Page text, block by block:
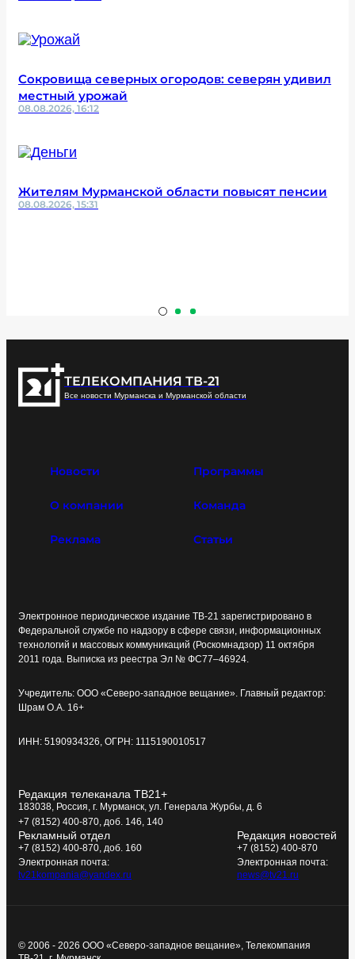
Сокровища северных огородов: северян удивил
местный урожай
08.08.2026, 16:12
Жителям Мурманской области повысят пенсии
08.08.2026, 15:31
ТЕЛЕКОМПАНИЯ ТВ-21
Все новости Мурманска и Мурманской области
Новости Программы
О компании Команда
Реклама Статьи
Электронное периодическое издание ТВ-21 зарегистрировано в
Федеральной службе по надзору в сфере связи, информационных
технологий и массовых коммуникаций (Роскомнадзор) 11 октября
2011 года. Выписка из реестра Эл № ФС77–46924.
Учредитель: ООО «Северо-западное вещание». Главный редактор:
Шрам О.А. 16+
ИНН: 5190934326, ОГРН: 1115190010517
Редакция телеканала ТВ21+
183038, Россия, г. Мурманск, ул. Генерала Журбы, д. 6
+7 (8152) 400-870, доб. 146, 140
Рекламный отдел
+7 (8152) 400-870, доб. 160
Электронная почта:
tv21kompania@yandex.ru
Редакция новостей
+7 (8152) 400-870
Электронная почта:
news@tv21.ru
© 2006 - 2026 ООО «Северо-западное вещание», Телекомпания